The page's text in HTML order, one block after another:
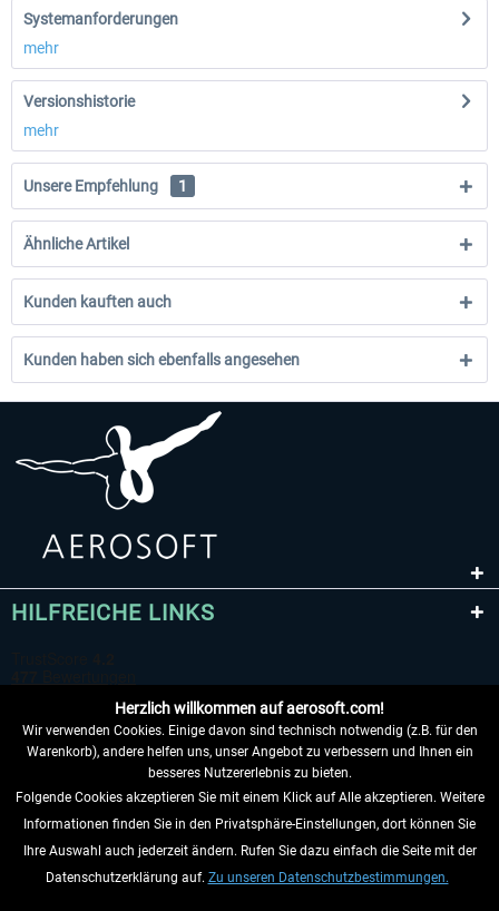
Systemanforderungen
mehr
Versionshistorie
mehr
Unsere Empfehlung 1
Ähnliche Artikel
Kunden kauften auch
Kunden haben sich ebenfalls angesehen
HILFREICHE LINKS
VERTRAG WIDERRUFEN
INFORMATIONEN
Herzlich willkommen auf aerosoft.com!
Wir verwenden Cookies. Einige davon sind technisch notwendig (z.B. für den
Warenkorb), andere helfen uns, unser Angebot zu verbessern und Ihnen ein
besseres Nutzererlebnis zu bieten.
Folgende Cookies akzeptieren Sie mit einem Klick auf Alle akzeptieren. Weitere
Informationen finden Sie in den Privatsphäre-Einstellungen, dort können Sie
Ihre Auswahl auch jederzeit ändern. Rufen Sie dazu einfach die Seite mit der
Datenschutzerklärung auf. Zu unseren Datenschutzbestimmungen.